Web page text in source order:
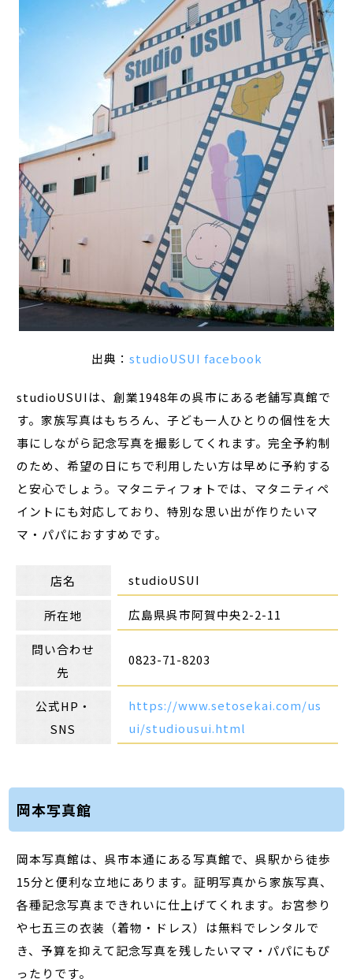
出典： studioUSUI facebook
studioUSUIは、創業1948年の呉市にある老舗写真館で
す。家族写真はもちろん、子ども一人ひとりの個性を大
事にしながら記念写真を撮影してくれます。完全予約制
のため、希望の日にちで利用したい方は早めに予約する
と安心でしょう。マタニティフォトでは、マタニティペ
イントにも対応しており、特別な思い出が作りたいマ
マ・パパにおすすめです。
店名 studioUSUI
所在地 広島県呉市阿賀中央2-2-11
問い合わせ
先
0823-71-8203
公式HP・
SNS
https://www.setosekai.com/us
ui/studiousui.html
岡本写真館
岡本写真館は、呉市本通にある写真館で、呉駅から徒歩
15分と便利な立地にあります。証明写真から家族写真、
各種記念写真まできれいに仕上げてくれます。お宮参り
や七五三の衣装（着物・ドレス）は無料でレンタルで
き、予算を抑えて記念写真を残したいママ・パパにもぴ
ったりです。